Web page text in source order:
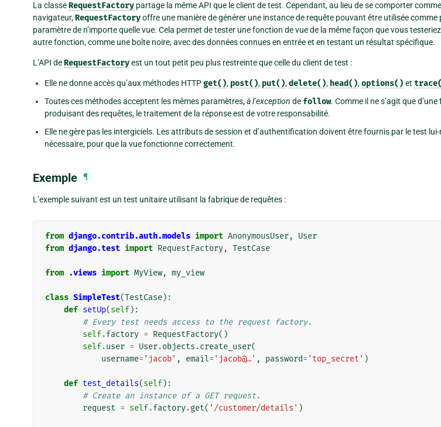
La classeRequestFactory partage la même API que le client de test. Cependant, au lieu de se comporter
navigateur,RequestFactoryoffre une manière de générer une instance de requête pouvant être utilisée comme
paramètre de n’importe quelle vue. Cela permet de tester une fonction de vue de la même façon que vous
autre fonction, comme une boîte noire, avec des données connues en entrée et en testant un résultat spécifique.
L’API deRequestFactoryest un tout petit peu plus restreinte que celle du client de test :
Elle ne donne accès qu’aux méthodes HTTPget(), post(), put(),delete(), head(),options() et
Toutes ces méthodes acceptent les mêmes paramètres,à l’exception de follow. Comme il ne s’agit que
produisant des requêtes, le traitement de la réponse est de votre responsabilité.
Elle ne gère pas les intergiciels. Les attributs de session et d’authentification doivent être fournis par le test lui-
nécessaire, pour que la vue fonctionne correctement.
Exemple ¶
L’exemple suivant est un test unitaire utilisant la fabrique de requêtes :
from django.contrib.auth.models import AnonymousUser,
User
from django.test import RequestFactory, TestCase
from .views import MyView, my_view
class SimpleTest(TestCase):
def setUp(self):
# Every test needs access to the request factory.
self.factory = RequestFactory()
self.user = User.objects .create_user(
username= 'jacob' , email= 'jacob@…' , password= 'top_secret' )
def test_details(self):
# Create an instance of a GET request.
request = self.factory.get( '/customer/details' )